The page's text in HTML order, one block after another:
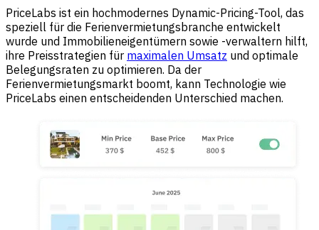
PriceLabs ist ein hochmodernes Dynamic-Pricing-Tool, das
speziell für die Ferienvermietungsbranche entwickelt
wurde und Immobilieneigentümern sowie -verwaltern hilft,
ihre Preisstrategien für maximalen Umsatz und optimale
Belegungsraten zu optimieren. Da der
Ferienvermietungsmarkt boomt, kann Technologie wie
PriceLabs einen entscheidenden Unterschied machen.